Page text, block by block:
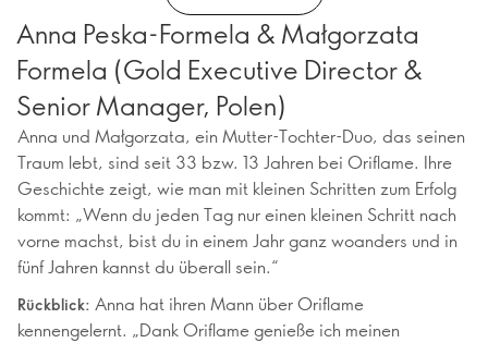
Anna Peska-Formela & Małgorzata
Formela (Gold Executive Director &
Senior Manager, Polen)
Anna und Małgorzata, ein Mutter-Tochter-Duo, das seinen
Traum lebt, sind seit 33 bzw. 13 Jahren bei Oriflame. Ihre
Geschichte zeigt, wie man mit kleinen Schritten zum Erfolg
kommt: „Wenn du jeden Tag nur einen kleinen Schritt nach
vorne machst, bist du in einem Jahr ganz woanders und in
fünf Jahren kannst du überall sein.“
Rückblick: Anna hat ihren Mann über Oriflame
kennengelernt. „Dank Oriflame genieße ich meinen